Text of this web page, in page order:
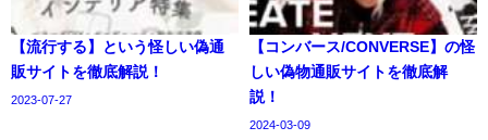
【流行する】という怪しい偽通
販サイトを徹底解説！
2023-07-27
【コンバース/CONVERSE】の怪
しい偽物通販サイトを徹底解
説！
2024-03-09